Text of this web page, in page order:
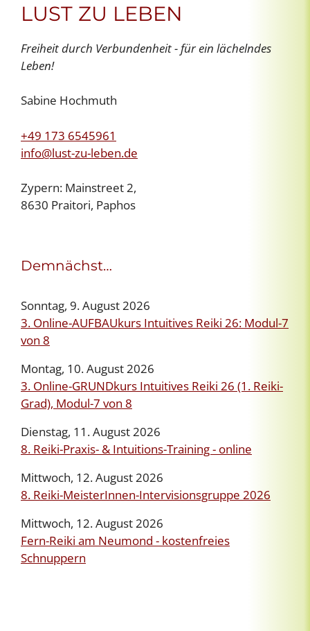
LUST ZU LEBEN
Freiheit durch Verbundenheit - für ein lächelndes
Leben!
Sabine Hochmuth
+49 173 6545961
info@lust-zu-leben.de
Zypern: Mainstreet 2,
8630 Praitori, Paphos
Demnächst…
Sonntag, 9. August 2026
3. Online-AUFBAUkurs Intuitives Reiki 26: Modul-7
von 8
Montag, 10. August 2026
3. Online-GRUNDkurs Intuitives Reiki 26 (1. Reiki-
Grad), Modul-7 von 8
Dienstag, 11. August 2026
8. Reiki-Praxis- & Intuitions-Training - online
Mittwoch, 12. August 2026
8. Reiki-MeisterInnen-Intervisionsgruppe 2026
Mittwoch, 12. August 2026
Fern-Reiki am Neumond - kostenfreies
Schnuppern